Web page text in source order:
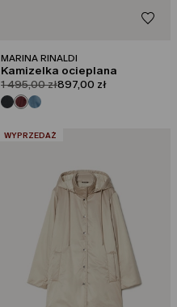
MARINA RINALDI
Kamizelka ocieplana
product.price.original
1 495,00 złproduct.price.sale
897,00 zł
:WYPRZEDAŻ